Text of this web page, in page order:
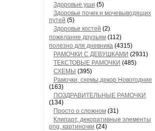
Здоровые уши (5)
Здоровье почек и мочевыводящих
путей (5)
Здоровье костей (2)
пожелание друзьям (112)
полезно для дневника (4315)
РАМОЧКИ С ДЕВУШКАМИ (2931)
ТЕКСТОВЫЕ РАМОЧКИ (485)
СХЕМЫ (395)
Рамочки, схемы,декор Новогодние
(163)
ПОЗДРАВИТЕЛЬНЫЕ РАМОЧКИ
(134)
Просто о сложном (31)
Клипарт, декоративные элементы
png, картиночки (24)